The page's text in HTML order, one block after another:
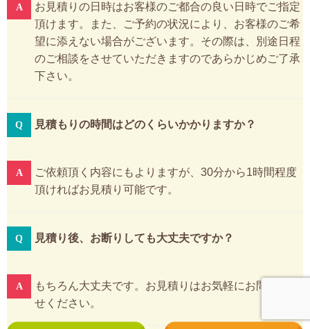
お見積りの日時はお客様のご都合の良い日時でご指定
頂けます。また、ご予約の状況により、お客様のご希
望に添えない場合がございます。その際は、別途日程
のご相談をさせていただきますのであらかじめご了承
下さい。
見積もりの時間はどのくらいかかりますか？
ご依頼頂く内容にもよりますが、30分から1時間程度
頂ければお見積り可能です。
見積り後、お断りしても大丈夫ですか？
もちろん大丈夫です。お見積りはお気軽にお問い合わ
せください。